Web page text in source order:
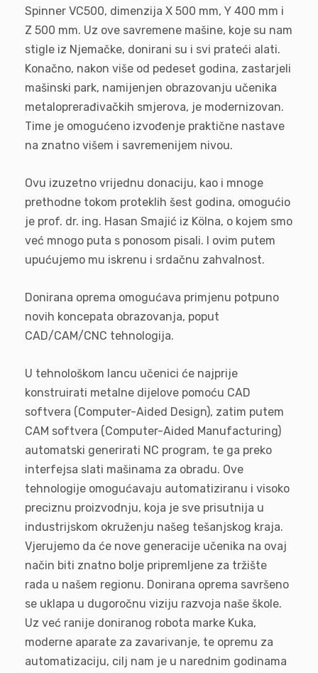
Spinner VC500, dimenzija X 500 mm, Y 400 mm i
Z 500 mm. Uz ove savremene mašine, koje su nam
stigle iz Njemačke, donirani su i svi prateći alati.
Konačno, nakon više od pedeset godina, zastarjeli
mašinski park, namijenjen obrazovanju učenika
metaloprerađivačkih smjerova, je modernizovan.
Time je omogućeno izvođenje praktične nastave
na znatno višem i savremenijem nivou.
Ovu izuzetno vrijednu donaciju, kao i mnoge
prethodne tokom proteklih šest godina, omogućio
je prof. dr. ing. Hasan Smajić iz Kölna, o kojem smo
već mnogo puta s ponosom pisali. I ovim putem
upućujemo mu iskrenu i srdačnu zahvalnost.
Donirana oprema omogućava primjenu potpuno
novih koncepata obrazovanja, poput
CAD/CAM/CNC tehnologija.
U tehnološkom lancu učenici će najprije
konstruirati metalne dijelove pomoću CAD
softvera (Computer-Aided Design), zatim putem
CAM softvera (Computer-Aided Manufacturing)
automatski generirati NC program, te ga preko
interfejsa slati mašinama za obradu. Ove
tehnologije omogućavaju automatiziranu i visoko
preciznu proizvodnju, koja je sve prisutnija u
industrijskom okruženju našeg tešanjskog kraja.
Vjerujemo da će nove generacije učenika na ovaj
način biti znatno bolje pripremljene za tržište
rada u našem regionu. Donirana oprema savršeno
se uklapa u dugoročnu viziju razvoja naše škole.
Uz već ranije doniranog robota marke Kuka,
moderne aparate za zavarivanje, te opremu za
automatizaciju, cilj nam je u narednim godinama